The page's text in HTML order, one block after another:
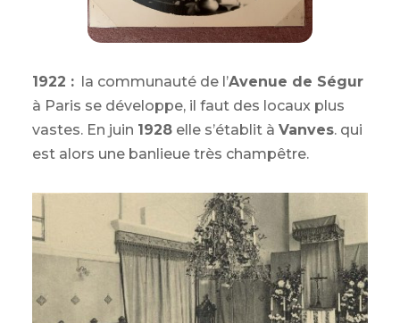
1922 : la communauté de l’Avenue de Ségur
à Paris se développe, il faut des locaux plus
vastes. En juin 1928 elle s’établit à Vanves. qui
est alors une banlieue très champêtre.